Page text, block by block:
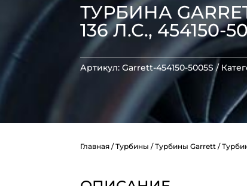
ТУРБИНА
136 Л.С., 454150-
Артикул:Garrett-454150-5005S
Главная /Турбины /Турбины Garrett /